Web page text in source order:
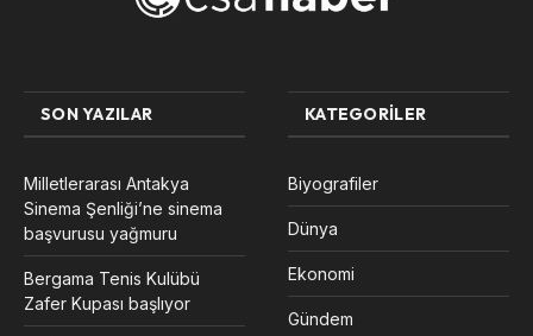
SON YAZILAR
Milletlerarası Antakya
Sinema Şenliği’ne sinema
başvurusu yağmuru
Bergama Tenis Kulübü
Zafer Kupası başlıyor
KATEGORILER
Biyografiler
Dünya
Ekonomi
Gündem